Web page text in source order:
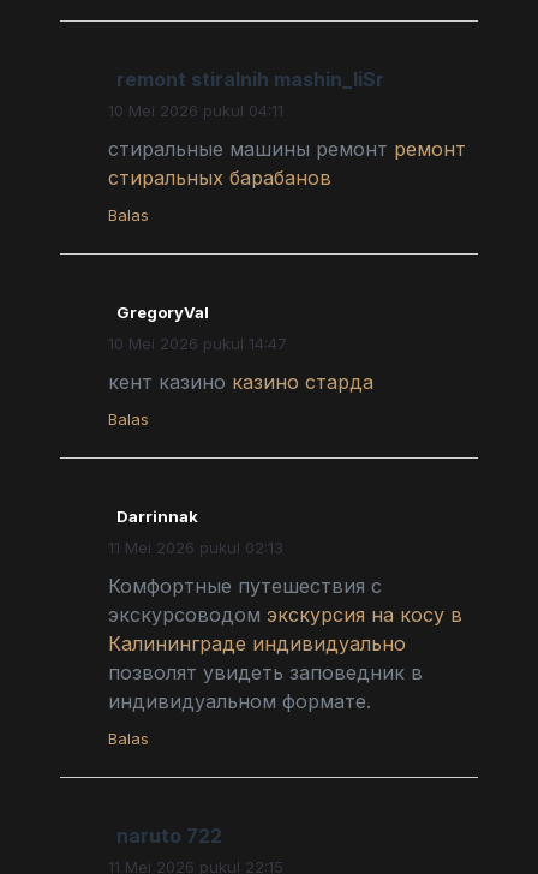
remont stiralnih mashin_liSr
10 Mei 2026 pukul 04:11
стиральные машины ремонт ремонт
стиральных барабанов
Balas
GregoryVal
10 Mei 2026 pukul 14:47
кент казино казино старда
Balas
Darrinnak
11 Mei 2026 pukul 02:13
Комфортные путешествия с
экскурсоводом экскурсия на косу в
Калининграде индивидуально
позволят увидеть заповедник в
индивидуальном формате.
Balas
naruto 722
11 Mei 2026 pukul 22:15